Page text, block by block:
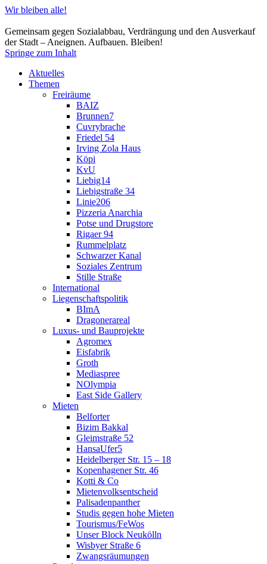
Wir bleiben alle!
Gemeinsam gegen Sozialabbau, Verdrängung und den Ausverkauf
der Stadt – Aneignen. Aufbauen. Bleiben!
Springe zum Inhalt
Aktuelles
Themen
Freiräume
BAIZ
Brunnen7
Cuvrybrache
Friedel 54
Irving Zola Haus
Köpi
KvU
Liebig14
Liebigstraße 34
Linie206
Pizzeria Anarchia
Potse und Drugstore
Rigaer 94
Rummelplatz
Schwarzer Kanal
Soziales Zentrum
Stille Straße
International
Liegenschaftspolitik
BImA
Dragonerareal
Luxus- und Bauprojekte
Agromex
Eisfabrik
Groth
Mediaspree
NOlympia
East Side Gallery
Mieten
Belforter
Bizim Bakkal
Gleimstraße 52
HansaUfer5
Heidelberger Str. 15 – 18
Kopenhagener Str. 46
Kotti & Co
Mietenvolksentscheid
Palisadenpanther
Studis gegen hohe Mieten
Tourismus/FeWos
Unser Block Neukölln
Wisbyer Straße 6
Zwangsräumungen